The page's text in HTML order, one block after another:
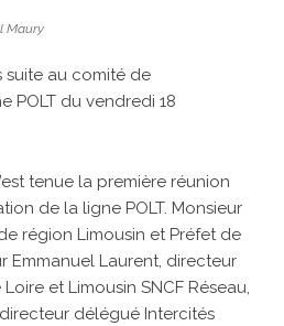
Maury
suite au comité de
POLT du vendredi 18
tenue la première réunion
de la ligne POLT. Monsieur
région Limousin et Préfet de
Emmanuel Laurent, directeur
et Limousin SNCF Réseau,
délégué Intercités